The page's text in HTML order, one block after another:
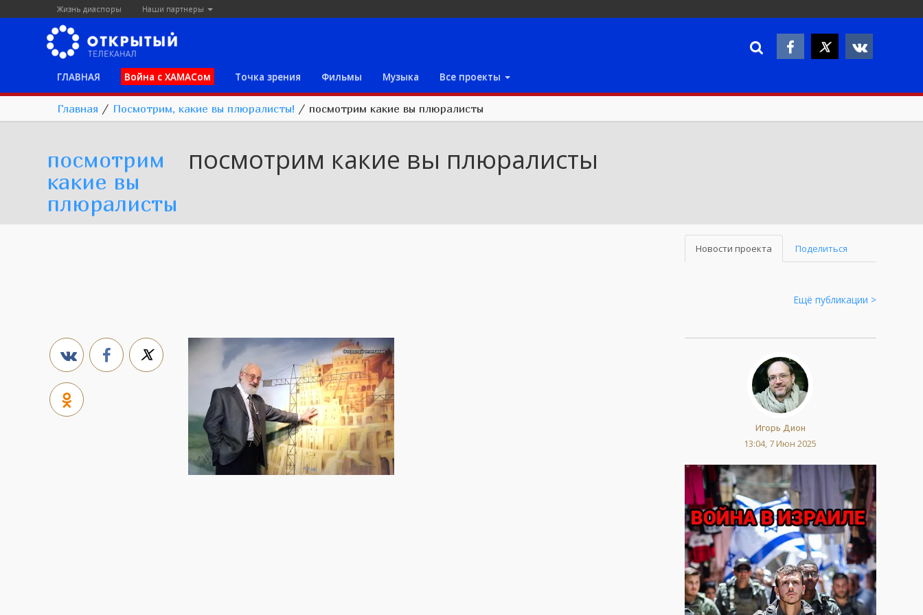
Жизнь диаспоры Наши партнеры
ГЛАВНАЯ Война с ХАМАСом Точка зрения Фильмы Музыка Все проекты
Главная / Посмотрим, какие вы плюралисты! / посмотрим какие вы плюралисты
посмотрим
какие вы
плюралисты
посмотрим какие вы плюралисты
Новости проекта Поделиться
Ещё публикации >
Игорь Дион
13:04, 7 Июн 2025